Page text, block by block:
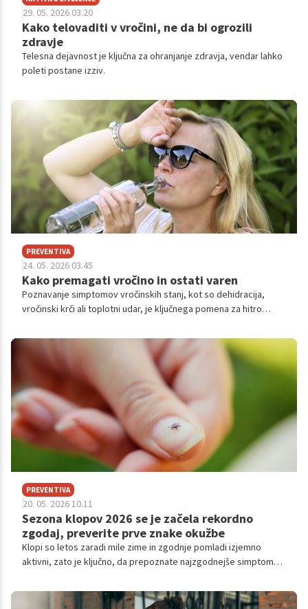
29. 05. 2026 03.20
Kako telovaditi v vročini, ne da bi ogrozili
zdravje
Telesna dejavnost je ključna za ohranjanje zdravja, vendar lahko
poleti postane izziv.
PREVENTIVA
24. 05. 2026 03.45
Kako premagati vročino in ostati varen
Poznavanje simptomov vročinskih stanj, kot so dehidracija,
vročinski krči ali toplotni udar, je ključnega pomena za hitro
je nujno poiskati zdravniško pomoč za ohranitev zdravja. Morda
še nismo popolnoma zakorakali v vročinski val, smo pa zelo
PREVENTIVA
20. 05. 2026 10.11
Sezona klopov 2026 se je začela rekordno
zgodaj, preverite prve znake okužbe
Klopi so letos zaradi mile zime in zgodnje pomladi izjemno
aktivni, zato je ključno, da prepoznate najzgodnejše simptome,